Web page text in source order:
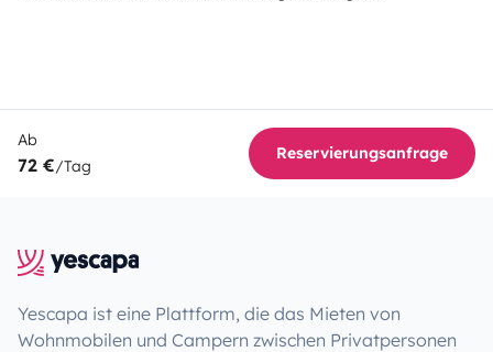
Ab
72 €/Tag
Reservierungsanfrage
Yescapa ist eine Plattform, die das Mieten von
Wohnmobilen und Campern zwischen Privatpersonen